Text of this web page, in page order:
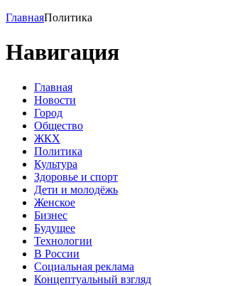
ГлавнаяПолитика
Навигация
Главная
Новости
Город
Общество
ЖКХ
Политика
Культура
Здоровье и спорт
Дети и молодёжь
Женское
Бизнес
Будущее
Технологии
В России
Социальная реклама
Концептуальный взгляд